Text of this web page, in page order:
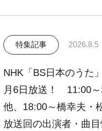
特集記事 2026.8.5
NHK「BS日本のうた
月6日放送！ 11:00
他、18:00～橋幸夫
放送回の出演者・曲目